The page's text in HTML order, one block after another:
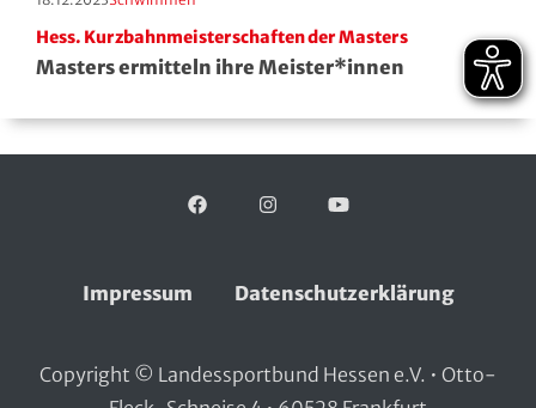
Hess. Kurzbahnmeisterschaften der Masters
Masters ermitteln ihre Meister*innen
Folgen Sie uns auf:
FacebookInstagramYouTube
Impressum Datenschutzerklärung
Copyright © Landessportbund Hessen e.V. • Otto-